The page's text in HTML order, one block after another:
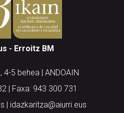
- Erroitz BM
4-5 behea | ANDOAIN
| Faxa: 943 300 731
| idazkaritza@aiurri.eus